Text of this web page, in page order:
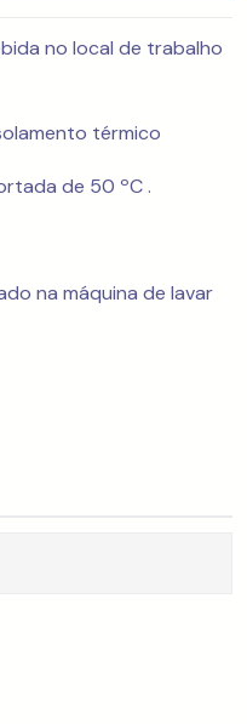
no local de trabalho
térmico
de 50 ºC .
na máquina de lavar